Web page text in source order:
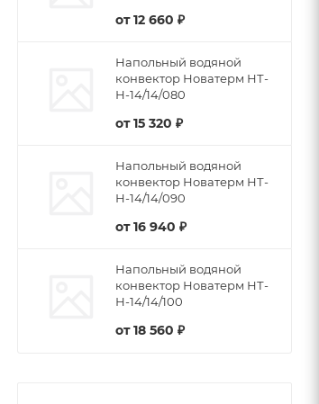
от12 660 ₽
Напольный водяной
конвектор Новатерм НТ-
Н-14/14/080
от15 320 ₽
Напольный водяной
конвектор Новатерм НТ-
Н-14/14/090
от16 940 ₽
Напольный водяной
конвектор Новатерм НТ-
Н-14/14/100
от18 560 ₽